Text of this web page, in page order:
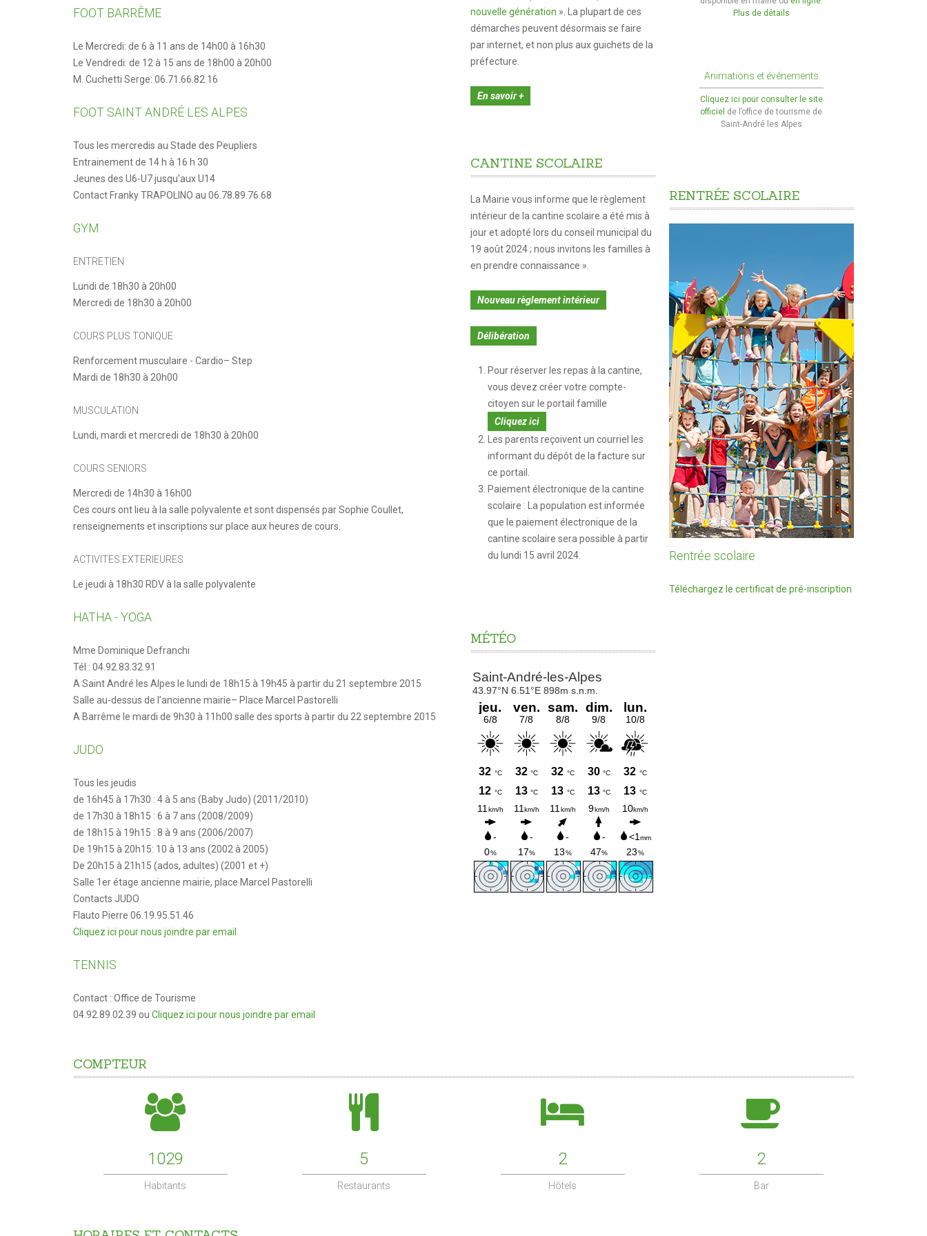
Reflets 2018
Reflets 2017
FOOT BARRÊME
Le Mercredi: de 6 à 11 ans de 14h00 à 16h30
Le Vendredi: de 12 à 15 ans de 18h00 à 20h00
M. Cuchetti Serge: 06.71.66.82.16
FOOT SAINT ANDRÉ LES ALPES
Tous les mercredis au Stade des Peupliers
Entrainement de 14 h à 16 h 30
Jeunes des U6-U7 jusqu'aux U14
Contact Franky TRAPOLINO au 06.78.89.76.68
GYM
ENTRETIEN
Lundi de 18h30 à 20h00
Mercredi de 18h30 à 20h00
COURS PLUS TONIQUE
Renforcement musculaire - Cardio– Step
Mardi de 18h30 à 20h00
MUSCULATION
Lundi, mardi et mercredi de 18h30 à 20h00
COURS SENIORS
Mercredi de 14h30 à 16h00
Ces cours ont lieu à la salle polyvalente et sont dispensés par Sophie Coullet,
renseignements et inscriptions sur place aux heures de cours.
ACTIVITES EXTERIEURES
Le jeudi à 18h30 RDV à la salle polyvalente
HATHA - YOGA
Mme Dominique Defranchi
Tél : 04.92.83.32.91
A Saint André les Alpes le lundi de 18h15 à 19h45 à partir du 21 septembre 2015
Salle au-dessus de l’ancienne mairie– Place Marcel Pastorelli
A Barrême le mardi de 9h30 à 11h00 salle des sports à partir du 22 septembre 2015
JUDO
Tous les jeudis
de 16h45 à 17h30 : 4 à 5 ans (Baby Judo) (2011/2010)
de 17h30 à 18h15 : 6 à 7 ans (2008/2009)
de 18h15 à 19h15 : 8 à 9 ans (2006/2007)
De 19h15 à 20h15: 10 à 13 ans (2002 à 2005)
De 20h15 à 21h15 (ados, adultes) (2001 et +)
Salle 1er étage ancienne mairie, place Marcel Pastorelli
Contacts JUDO
Flauto Pierre 06.19.95.51.46
Cliquez ici pour nous joindre par email
TENNIS
Contact : Office de Tourisme
04.92.89.02.39 ou Cliquez ici pour nous joindre par email
Plus de détails
Animations et événements
Cliquez ici pour consulter le site
officiel de l’office de tourisme de
Saint-André les Alpes
nouvelle génération ». La plupart de ces
démarches peuvent désormais se faire
par internet, et non plus aux guichets de la
préfecture.
En savoir +
CANTINE SCOLAIRE
La Mairie vous informe que le règlement
intérieur de la cantine scolaire a été mis à
jour et adopté lors du conseil municipal du
19 août 2024 ; nous invitons les familles à
en prendre connaissance ».
Nouveau règlement intérieur
Délibération
Pour réserver les repas à la cantine,
vous devez créer votre compte-
citoyen sur le portail famille
Cliquez ici
Les parents reçoivent un courriel les
informant du dépôt de la facture sur
ce portail.
Paiement électronique de la cantine
scolaire : La population est informée
que le paiement électronique de la
cantine scolaire sera possible à partir
du lundi 15 avril 2024.
RENTRÉE SCOLAIRE
Rentrée scolaire
Téléchargez le certificat de pré-inscription
MÉTÉO
COMPTEUR
1029
Habitants
5
Restaurants
2
Hôtels
2
Bar